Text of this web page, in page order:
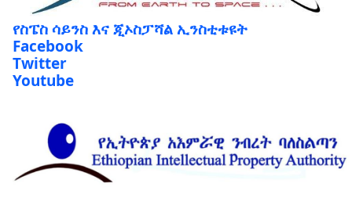
የስፔስ ሳይንስ እና ጂኦስፓሻል ኢንስቲቱዩት
Facebook
Twitter
Youtube